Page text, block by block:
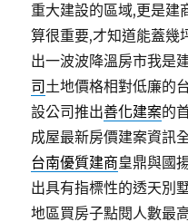
重大建設的區域,更是建
算很重要,才知道能蓋幾
出一波波降溫房市我是
司 土地價格相對低廉的
設公司推出善化建案的
成屋最新房價建案資訊
台南優質建商皇鼎與國
出具有指標性的透天別
地區買房子點閱人數最